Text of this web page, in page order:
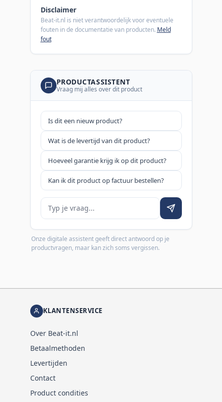
Disclaimer
Beat-it.nl is niet verantwoordelijk voor eventuele
fouten in de documentatie van producten. Meld
fout
PRODUCTASSISTENT
Vraag mij alles over dit product
Is dit een nieuw product?
Wat is de levertijd van dit product?
Hoeveel garantie krijg ik op dit product?
Kan ik dit product op factuur bestellen?
Je vraag
Onze digitale assistent geeft direct antwoord op je
productvragen, maar kan zich soms vergissen.
KLANTENSERVICE
Over Beat-it.nl
Betaalmethoden
Levertijden
Contact
Product condities